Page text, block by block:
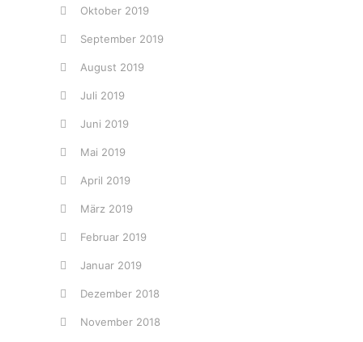
Oktober 2019
September 2019
August 2019
Juli 2019
Juni 2019
Mai 2019
April 2019
März 2019
Februar 2019
Januar 2019
Dezember 2018
November 2018